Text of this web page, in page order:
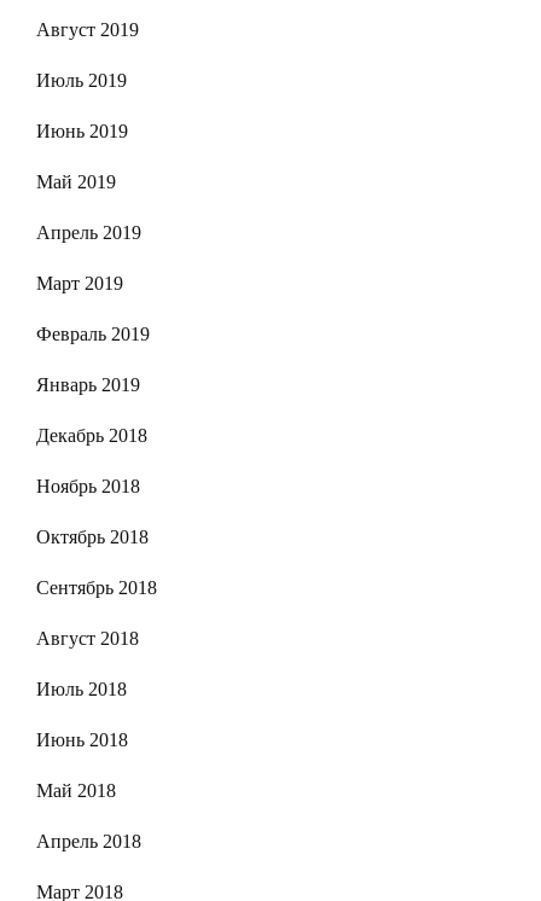
Август 2019
Июль 2019
Июнь 2019
Май 2019
Апрель 2019
Март 2019
Февраль 2019
Январь 2019
Декабрь 2018
Ноябрь 2018
Октябрь 2018
Сентябрь 2018
Август 2018
Июль 2018
Июнь 2018
Май 2018
Апрель 2018
Март 2018